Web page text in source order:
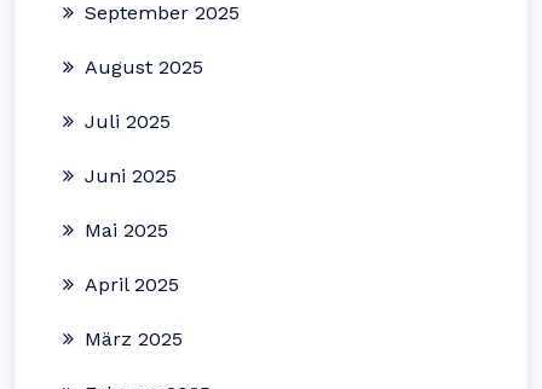
September 2025
August 2025
Juli 2025
Juni 2025
Mai 2025
April 2025
März 2025